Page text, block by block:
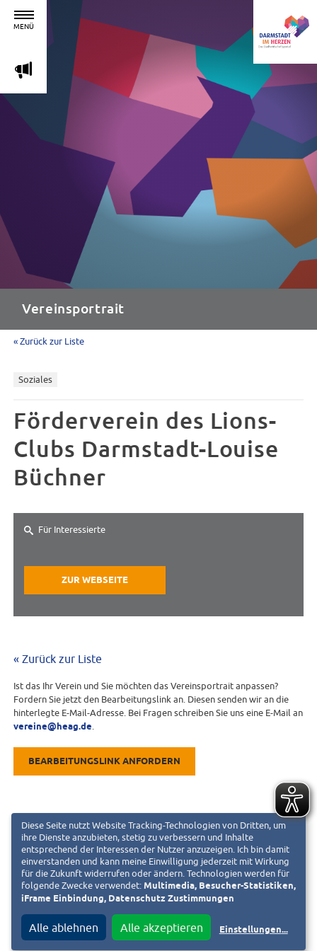
MENÜ
m
Vereinsportrait
« Zurück zur Liste
Soziales
Förderverein des Lions-
Clubs Darmstadt-Louise
Büchner
Für Interessierte
ZUR WEBSEITE
« Zurück zur Liste
Ist das Ihr Verein und Sie möchten das Vereinsportrait anpassen?
Fordern Sie jetzt den Bearbeitungslink an. Diesen senden wir an die
hinterlegte E-Mail-Adresse. Bei Fragen schreiben Sie uns eine E-Mail an
vereine@heag.de
BEARBEITUNGSLINK ANFORDERN
Diese Seite nutzt Website Tracking-Technologien von Dritten, um
ihre Dienste anzubieten, stetig zu verbessern und Inhalte
entsprechend der Interessen der Nutzer anzuzeigen. Ich bin damit
einverstanden und kann meine Einwilligung jederzeit mit Wirkung
für die Zukunft widerrufen oder ändern. Technologien werden für
folgende Zwecke verwendet: Multimedia, Besucher-Statistiken,
iFrame Einbindung, Datenschutz Zustimmungen
Alle ablehnen Alle akzeptieren Einstellungen...